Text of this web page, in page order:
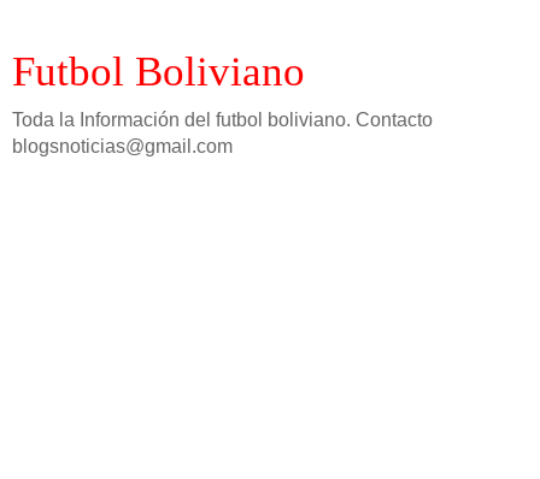
Futbol Boliviano
Toda la Información del futbol boliviano. Contacto
blogsnoticias@gmail.com